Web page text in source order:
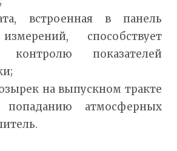
встроенная в панель
способствует
контролю показателей
на выпускном тракте
попаданию атмосферных